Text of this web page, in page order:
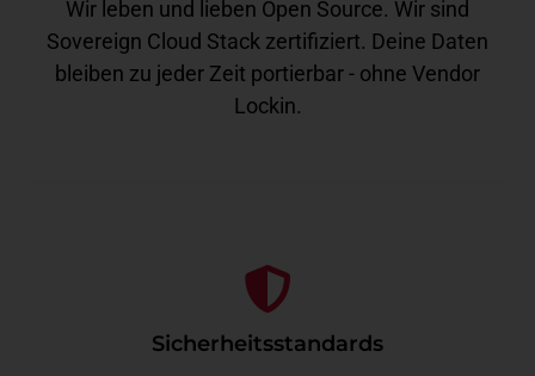
Wir leben und lieben Open Source. Wir sind
Sovereign Cloud Stack zertifiziert. Deine Daten
bleiben zu jeder Zeit portierbar - ohne Vendor
Lockin.
Sicherheitsstandards